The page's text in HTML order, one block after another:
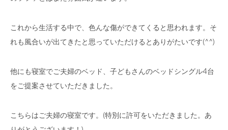
これから生活する中で、色んな傷ができてくると思われます。そ
れも風合いが出てきたと思っていただけるとありがたいです(^^)
他にも寝室でご夫婦のベッド、子どもさんのベッドシングル4台
をご提案させていただきました。
こちらはご夫婦の寝室です。(特別に許可をいただきました。あ